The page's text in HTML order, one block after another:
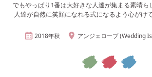
でもやっぱり1番は大好きな人達が集まる素晴ら
人達が自然に笑顔になれる式になるよう心がけ
2018年秋 アンジェローブ (Wedding